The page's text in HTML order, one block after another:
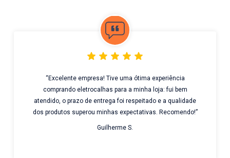
“Excelente empresa! Tive uma ótima experiência
comprando eletrocalhas para a minha loja: fui bem
atendido, o prazo de entrega foi respeitado e a qualidade
dos produtos superou minhas expectativas. Recomendo!”
Guilherme S.